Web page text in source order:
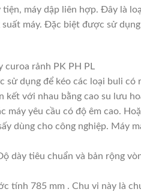
máy dập liên hợp. Đây là
máy. Đặc biệt được sử
curoa rảnh PK PH PL
dụng để kéo các loại buli có
với nhau bằng cao su lưu
máy yêu cầu có độ êm cao.
dùng cho công nghiệp. Máy
dày tiêu chuẩn và bản rộng
tính 785 mm . Chu vi này là